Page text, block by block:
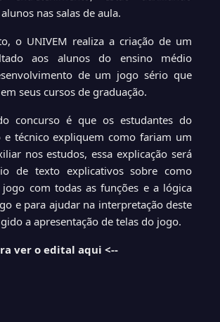
nas salas de aula.
o UNIVEM realiza a criação de um
aos alunos do ensino médio
de um jogo sério que
seus cursos de graduação.
concurso é que os estudantes do
e técnico expliquem como fariam um
nos estudos, essa explicação será
de texto explicativos sobre como
com todas as funções e a lógica
e para ajudar na interpretação deste
a apresentação de telas do jogo.
ver o edital aqui <--